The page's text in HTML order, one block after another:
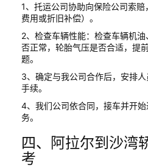
1、托运公司协助向保险公司索
费用或折旧补偿）。
2、检查车辆性能：检查车辆机
否正常，轮胎气压是否合适，提
题。
3、确定与我公司合作后，安排
手续。
4、我们公司依合同，接车并开
务。
四、阿拉尔到沙湾
考